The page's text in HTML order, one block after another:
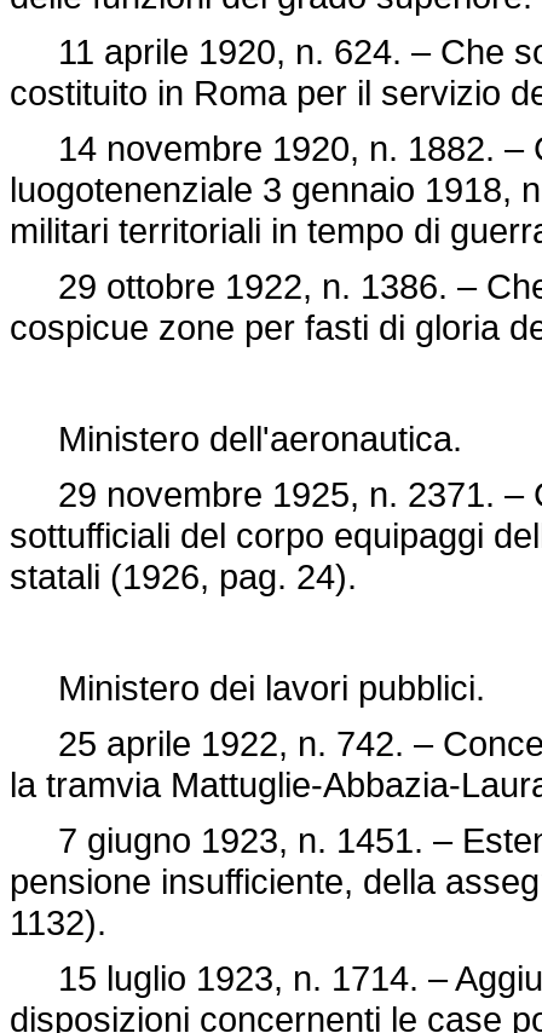
11 aprile 1920, n. 624. – Che
costituito in Roma per il servizio
14 novembre 1920, n. 1882. –
luogotenenziale 3 gennaio 1918,
militari territoriali in tempo di
29 ottobre 1922, n. 1386. –
cospicue zone per fasti di gloria
Ministero dell'aeronautica.
29 novembre 1925, n. 2371. –
sottufficiali del corpo equipaggi
statali (1926, pag. 24).
Ministero dei lavori pubblici.
25 aprile 1922, n. 742. –
la tramvia Mattuglie-Abbazia-
7 giugno 1923, n. 1451. –
pensione insufficiente, della
1132).
15 luglio 1923, n. 1714. –
disposizioni concernenti le case